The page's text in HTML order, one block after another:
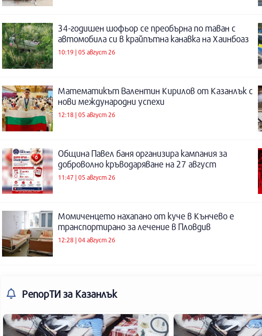
34-годишен шофьор се преобърна по таван с
автомобила си в крайпътна канавка на Хаинбоаз
10:19 | 05 август 26
Математикът Валентин Кирилов от Казанлък с
нови международни успехи
12:18 | 05 август 26
Община Павел баня организира кампания за
доброволно кръводаряване на 27 август
11:47 | 05 август 26
Момиченцето нахапано от куче в Кънчево е
транспортирано за лечение в Пловдив
12:28 | 04 август 26
РепорТИ за Казанлък